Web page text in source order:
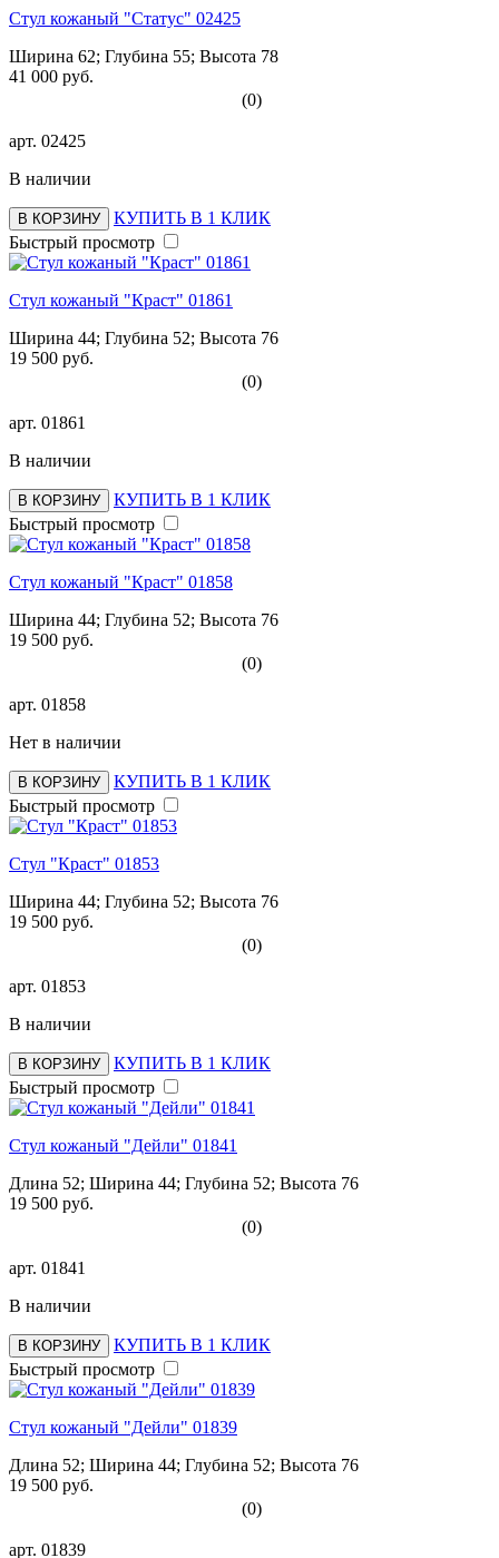
Стул кожаный "Статус" 02425
Ширина 62; Глубина 55; Высота 78
41 000 руб.
(0)
арт. 02425
В наличии
В КОРЗИНУ
КУПИТЬ В 1 КЛИК
Быстрый просмотр
Стул кожаный "Краст" 01861
Ширина 44; Глубина 52; Высота 76
19 500 руб.
(0)
арт. 01861
В наличии
В КОРЗИНУ
КУПИТЬ В 1 КЛИК
Быстрый просмотр
Стул кожаный "Краст" 01858
Ширина 44; Глубина 52; Высота 76
19 500 руб.
(0)
арт. 01858
Нет в наличии
В КОРЗИНУ
КУПИТЬ В 1 КЛИК
Быстрый просмотр
Стул "Краст" 01853
Ширина 44; Глубина 52; Высота 76
19 500 руб.
(0)
арт. 01853
В наличии
В КОРЗИНУ
КУПИТЬ В 1 КЛИК
Быстрый просмотр
Стул кожаный "Дейли" 01841
Длина 52; Ширина 44; Глубина 52; Высота 76
19 500 руб.
(0)
арт. 01841
В наличии
В КОРЗИНУ
КУПИТЬ В 1 КЛИК
Быстрый просмотр
Стул кожаный "Дейли" 01839
Длина 52; Ширина 44; Глубина 52; Высота 76
19 500 руб.
(0)
арт. 01839